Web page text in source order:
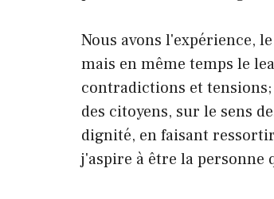
Nous avons l'expérience,
mais en même temps le
contradictions et
des citoyens, sur le sens
dignité, en faisant
j'aspire à être la personne